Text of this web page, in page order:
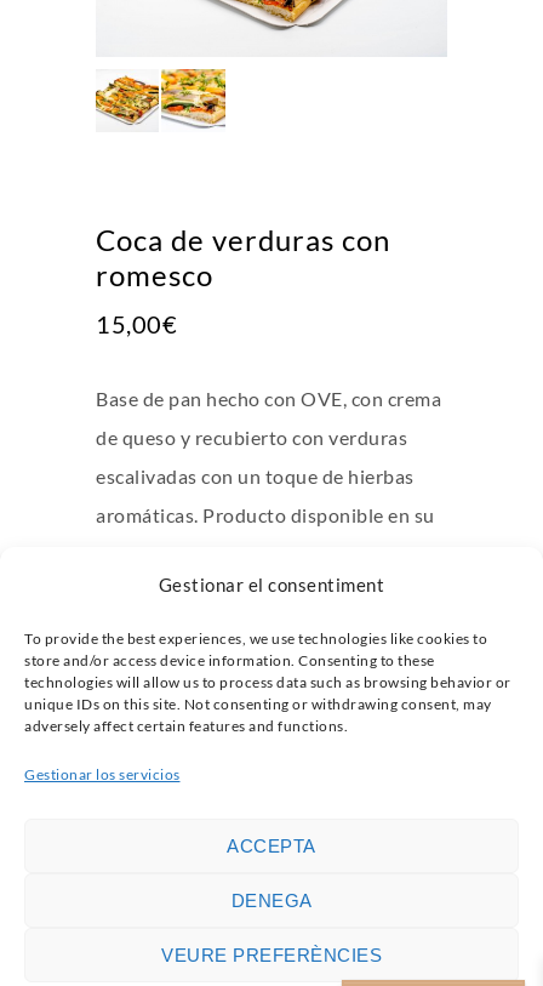
Gestionar el consentiment
To provide the best experiences, we use technologies like cookies to
store and/or access device information. Consenting to these
technologies will allow us to process data such as browsing behavior or
unique IDs on this site. Not consenting or withdrawing consent, may
adversely affect certain features and functions.
Gestionar los servicios
ACCEPTA
DENEGA
VEURE PREFERÈNCIES
Coca de verduras con
romesco
15,00€
Base de pan hecho con OVE, con crema
de queso y recubierto con verduras
escalivadas con un toque de hierbas
aromáticas. Producto disponible en su
Coca
de
verduras
AÑADIR AL CARRITO
Categoría: